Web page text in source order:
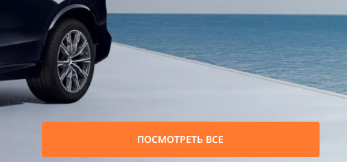
ПОСМОТРЕТЬ ВСЕ